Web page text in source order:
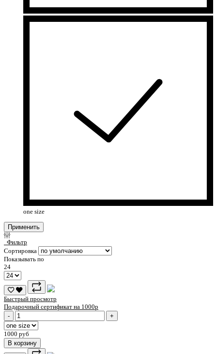
one size
Применить
Фильтр
Сортировка
Показывать по
24
Быстрый просмотр
Подарочный сертификат на 1000р
-
+
1000 руб
В корзину